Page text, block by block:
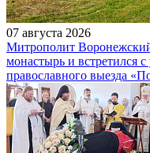
07 августа 2026
Митрополит
монастырь и встретился
православного выезда